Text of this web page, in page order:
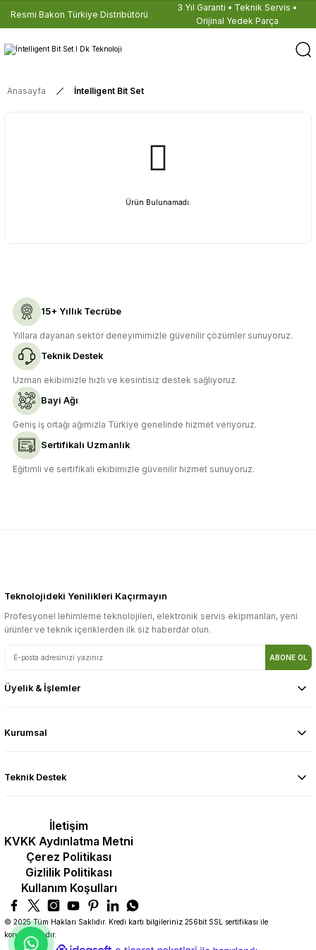
Resmi Bakon Türkiye Distribütörü
3 Yıl Garanti • Teknik Servis •
Orijinal Yedek Parça
Anasayfa İntelligent Bit Set
Ürün Bulunamadı.
15+ Yıllık Tecrübe
Yıllara dayanan sektör deneyimimizle güvenilir çözümler sunuyoruz.
Teknik Destek
Uzman ekibimizle hızlı ve kesintisiz destek sağlıyoruz.
Bayi Ağı
Geniş iş ortağı ağımızla Türkiye genelinde hizmet veriyoruz.
Sertifikalı Uzmanlık
Eğitimli ve sertifikalı ekibimizle güvenilir hizmet sunuyoruz.
Teknolojideki Yenilikleri Kaçırmayın
Profesyonel lehimleme teknolojileri, elektronik servis ekipmanları, yeni
ürünler ve teknik içeriklerden ilk siz haberdar olun.
ABONE OL
Üyelik & İşlemler
Kurumsal
Teknik Destek
İletişim
KVKK Aydınlatma Metni
Çerez Politikası
Gizlilik Politikası
Kullanım Koşulları
© 2025 Tüm Hakları Saklıdır. Kredi kartı bilgileriniz 256bit SSL sertifikası ile
korunmaktadır.